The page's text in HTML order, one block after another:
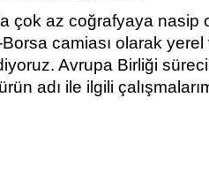
çok az coğrafyaya
camiası olarak
Avrupa Birliği
adı ile ilgili